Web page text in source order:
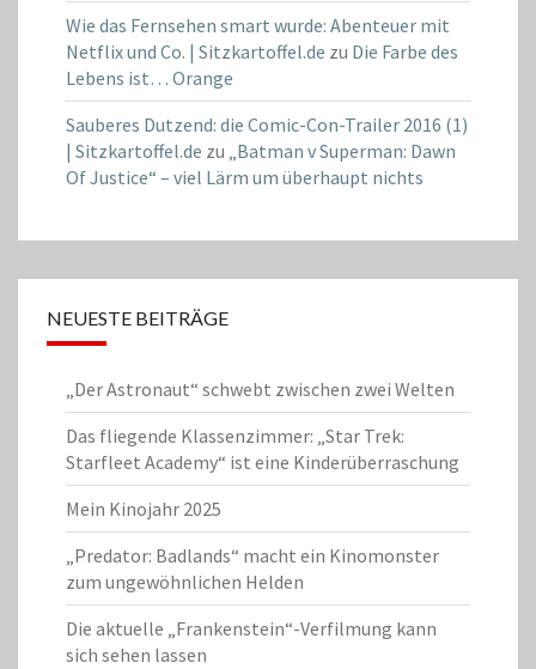
Wie das Fernsehen smart wurde: Abenteuer mit
Netflix und Co. | Sitzkartoffel.de zu Die Farbe des
Lebens ist… Orange
Sauberes Dutzend: die Comic-Con-Trailer 2016 (1)
| Sitzkartoffel.de zu „Batman v Superman: Dawn
Of Justice“ – viel Lärm um überhaupt nichts
NEUESTE BEITRÄGE
„Der Astronaut“ schwebt zwischen zwei Welten
Das fliegende Klassenzimmer: „Star Trek:
Starfleet Academy“ ist eine Kinderüberraschung
Mein Kinojahr 2025
„Predator: Badlands“ macht ein Kinomonster
zum ungewöhnlichen Helden
Die aktuelle „Frankenstein“-Verfilmung kann
sich sehen lassen